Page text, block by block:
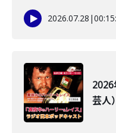
2026.07.28 |
芸人）